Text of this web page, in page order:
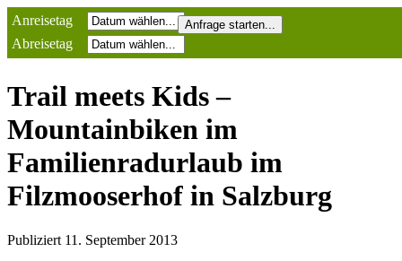
Anreisetag
Abreisetag
Trail meets Kids –
Mountainbiken im
Familienradurlaub im
Filzmooserhof in Salzburg
Publiziert 11. September 2013